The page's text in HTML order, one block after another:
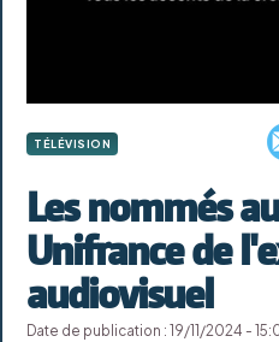
TÉLÉVISION
Les nommés
Unifrance de
audiovisuel
Date de publication : 19/11/2024 -